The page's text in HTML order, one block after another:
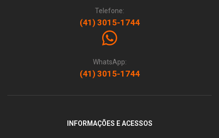
Telefone:
(41) 3015-1744
WhatsApp:
(41) 3015-1744
INFORMAÇÕES E ACESSOS